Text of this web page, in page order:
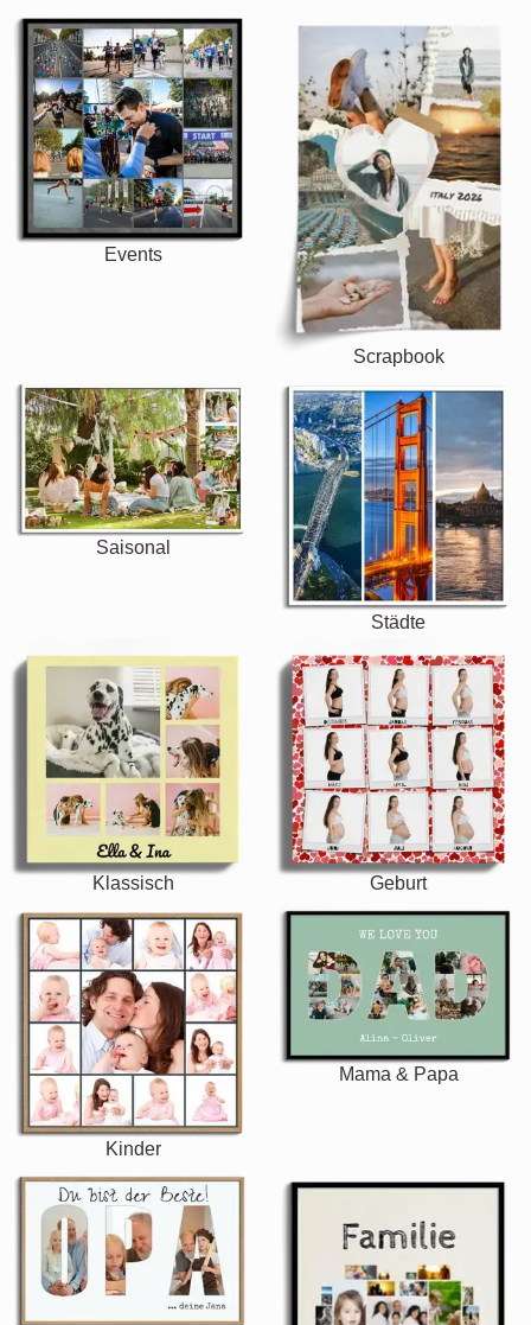
Events
Scrapbook
Saisonal
Städte
Klassisch Geburt
Kinder
Mama & Papa